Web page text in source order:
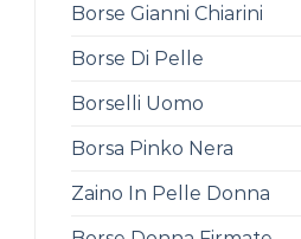
Borse Gianni Chiarini
Borse Di Pelle
Borselli Uomo
Borsa Pinko Nera
Zaino In Pelle Donna